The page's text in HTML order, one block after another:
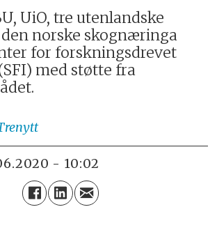
UiO, tre utenlandske
norske skognæringa
for forskningsdrevet
med støtte fra
- 10:02